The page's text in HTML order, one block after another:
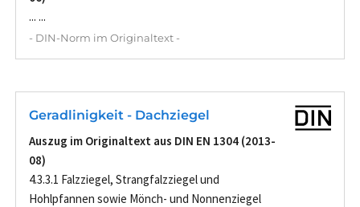
... ...
- DIN-Norm im Originaltext -
Geradlinigkeit - Dachziegel
Auszug im Originaltext aus DIN EN 1304 (2013-
08)
4.3.3.1 Falzziegel, Strangfalzziegel und
Hohlpfannen sowie Mönch- und Nonnenziegel